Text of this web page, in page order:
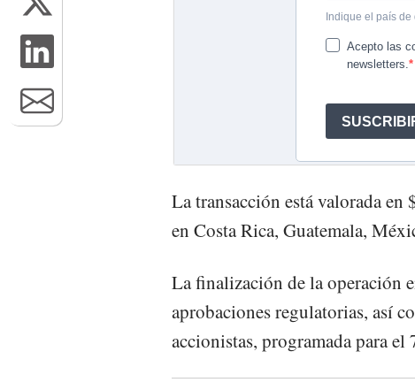
La transacción está valorada
en Costa Rica, Guatemala,
La finalización de la operación
aprobaciones regulatorias, así
accionistas, programada para el